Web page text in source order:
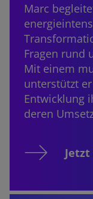
Marc
Fragen rund
Mit einem
unterstützt
Entwicklung
deren